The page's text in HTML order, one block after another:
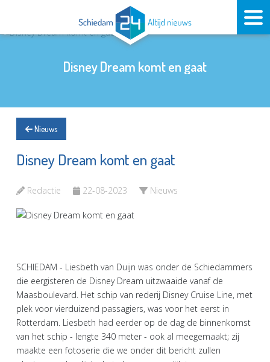
Disney Dream komt en gaat
Nieuws
Disney Dream komt en gaat
Redactie 22-08-2023 Nieuws
SCHIEDAM - Liesbeth van Duijn was onder de Schiedammers
die eergisteren de Disney Dream uitzwaaide vanaf de
Maasboulevard. Het schip van rederij Disney Cruise Line, met
plek voor vierduizend passagiers, was voor het eerst in
Rotterdam. Liesbeth had eerder op de dag de binnenkomst
van het schip - lengte 340 meter - ook al meegemaakt; zij
maakte een fotoserie die we onder dit bericht zullen